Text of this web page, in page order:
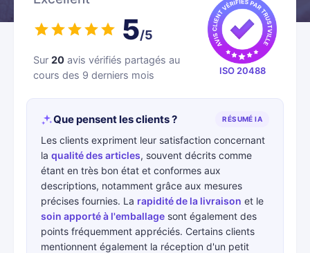
5/5
Sur 20 avis vérifiés partagés au
cours des 9 derniers mois
ISO 20488
Que pensent les clients ? RÉSUMÉ IA
Les clients expriment leur satisfaction concernant
la qualité des articles, souvent décrits comme
étant en très bon état et conformes aux
descriptions, notamment grâce aux mesures
précises fournies. La rapidité de la livraison et le
soin apporté à l'emballage sont également des
points fréquemment appréciés. Certains clients
mentionnent également la réception d'un petit